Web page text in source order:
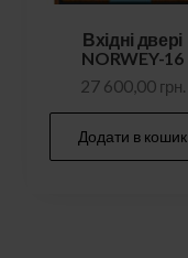
Вхідні двері
NORWEY-16
27 600,00 грн.
Додати в кошик